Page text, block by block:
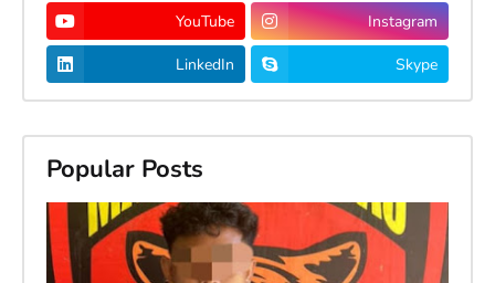
YouTube Instagram
LinkedIn Skype
Popular Posts